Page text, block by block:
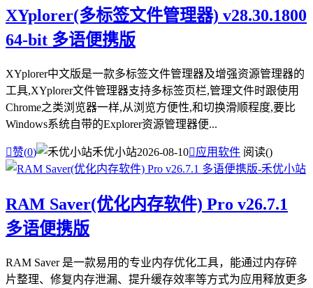
XYplorer(多标签文件管理器) v28.30.1800
64-bit 多语便携版
XYplorer中文版是一款多标签文件管理器及增强资源管理器的
工具,XYplorer文件管理器支持多标签页栏,管理文件时跟使用
Chrome之类浏览器一样,从浏览方便性,和切换滑顺程度,要比
Windows系统自带的Explorer资源管理器便...
赞(0) 禾优小站2026-08-10应用软件 阅读()
RAM Saver(优化内存软件) Pro v26.7.1
多语便携版
RAM Saver 是一款易用的专业内存优化工具，能通过内存碎
片整理、修复内存泄漏、提升缓存效率等方式为应用释放更多